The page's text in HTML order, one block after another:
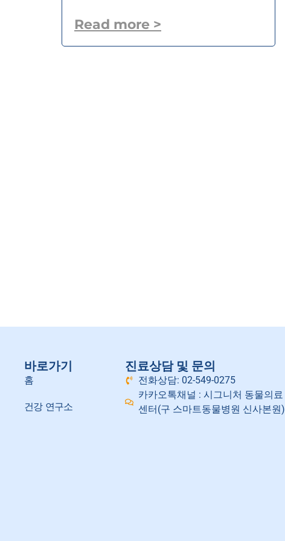
Read more >
바로가기
홈
건강 연구소
진료상담 및 문의
전화상담: 02-549-0275
카카오톡채널 : 시그니처 동물의료
센터(구 스마트동물병원 신사본원)